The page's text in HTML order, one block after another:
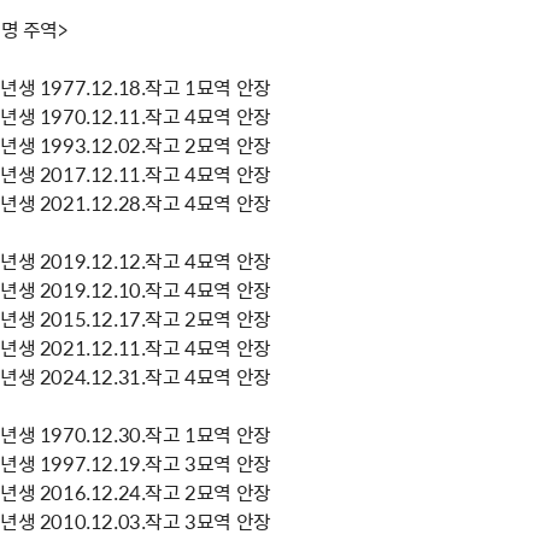
주역>
생 1977.12.18.작고 1묘역 안장
생 1970.12.11.작고 4묘역 안장
생 1993.12.02.작고 2묘역 안장
생 2017.12.11.작고 4묘역 안장
생 2021.12.28.작고 4묘역 안장
생 2019.12.12.작고 4묘역 안장
생 2019.12.10.작고 4묘역 안장
생 2015.12.17.작고 2묘역 안장
생 2021.12.11.작고 4묘역 안장
생 2024.12.31.작고 4묘역 안장
생 1970.12.30.작고 1묘역 안장
생 1997.12.19.작고 3묘역 안장
생 2016.12.24.작고 2묘역 안장
생 2010.12.03.작고 3묘역 안장